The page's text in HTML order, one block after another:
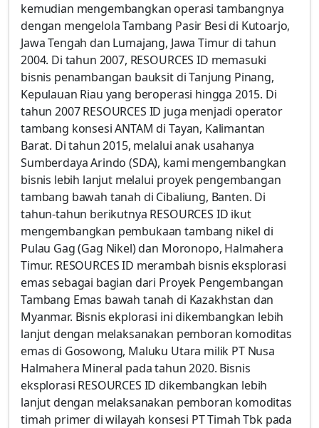
kemudian mengembangkan operasi tambangnya
dengan mengelola Tambang Pasir Besi di Kutoarjo,
Jawa Tengah dan Lumajang, Jawa Timur di tahun
2004. Di tahun 2007, RESOURCES ID memasuki
bisnis penambangan bauksit di Tanjung Pinang,
Kepulauan Riau yang beroperasi hingga 2015. Di
tahun 2007 RESOURCES ID juga menjadi operator
tambang konsesi ANTAM di Tayan, Kalimantan
Barat. Di tahun 2015, melalui anak usahanya
Sumberdaya Arindo (SDA), kami mengembangkan
bisnis lebih lanjut melalui proyek pengembangan
tambang bawah tanah di Cibaliung, Banten. Di
tahun-tahun berikutnya RESOURCES ID ikut
mengembangkan pembukaan tambang nikel di
Pulau Gag (Gag Nikel) dan Moronopo, Halmahera
Timur. RESOURCES ID merambah bisnis eksplorasi
emas sebagai bagian dari Proyek Pengembangan
Tambang Emas bawah tanah di Kazakhstan dan
Myanmar. Bisnis ekplorasi ini dikembangkan lebih
lanjut dengan melaksanakan pemboran komoditas
emas di Gosowong, Maluku Utara milik PT Nusa
Halmahera Mineral pada tahun 2020. Bisnis
eksplorasi RESOURCES ID dikembangkan lebih
lanjut dengan melaksanakan pemboran komoditas
timah primer di wilayah konsesi PT Timah Tbk pada